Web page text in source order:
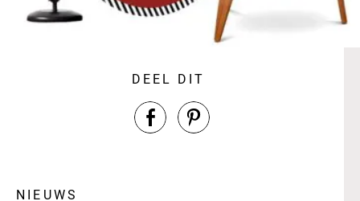
DEEL DIT
NIEUWS